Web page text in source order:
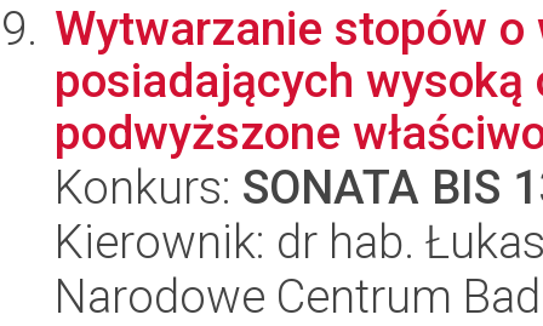
Wytwarzanie stopów
posiadających
podwyższone
Konkurs: SONATA BIS
Kierownik: dr hab.
Narodowe Centrum